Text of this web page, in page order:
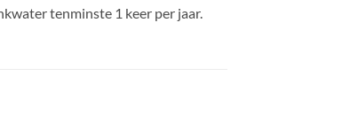
tenminste 1 keer per jaar.